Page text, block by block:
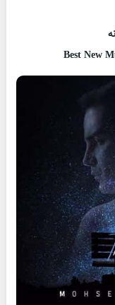
Best New